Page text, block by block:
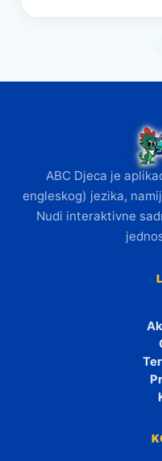
ABC Djeca je
engleskog) jezika,
Nudi interaktivne